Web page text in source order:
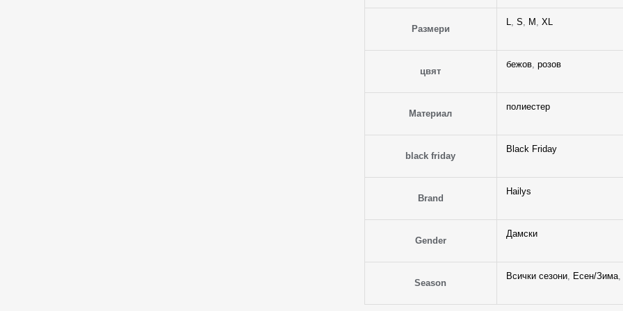
Размери
L, S, M , XL
цвят
бежов, розов
Материал
полиестер
black friday
Black Friday
Brand
Hailys
Gender
Дамски
Season
Всички сезони, Есен/Зима,